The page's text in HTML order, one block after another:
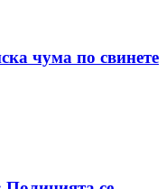
чума по свинете